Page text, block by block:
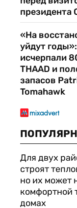
«На
уйдут
исчерпали
THAAD и
запасов
Tomahawk
Для двух
строят
но их может
комфортной
домах